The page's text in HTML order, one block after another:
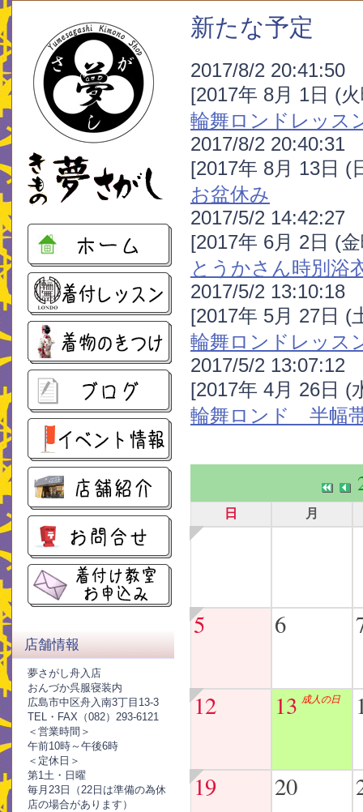
店舗情報
夢さがし舟入店
おんづか呉服寝装内
広島市中区舟入南3丁目13-3
TEL・FAX（082）293-6121
＜営業時間＞
午前10時～午後6時
＜定休日＞
第1土・日曜
毎月23日（22日は準備の為休
店の場合があります）
新たな予定
2017/8/2 20:41:50
[2017年 8月 1日 (
輪舞ロンドレッス
2017/8/2 20:40:31
[2017年 8月 13日 (
お盆休み
2017/5/2 14:42:27
[2017年 6月 2日 (
とうかさん時別浴
2017/5/2 13:10:18
[2017年 5月 27日 (
輪舞ロンドレッス
2017/5/2 13:07:12
[2017年 4月 26日 (
輪舞ロンド 半幅
日 月
5 6
12 13 成人の日
19 20